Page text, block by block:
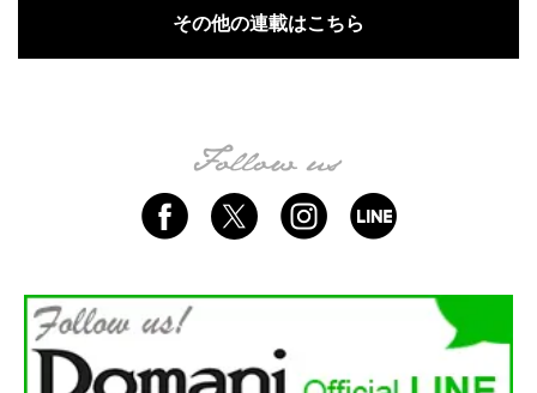
その他の連載はこちら